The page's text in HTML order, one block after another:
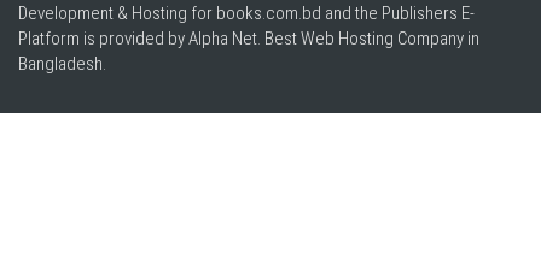
Development & Hosting for books.com.bd and the Publishers E-
Platform is provided by Alpha Net. BestWeb Hosting Company in
Bangladesh.